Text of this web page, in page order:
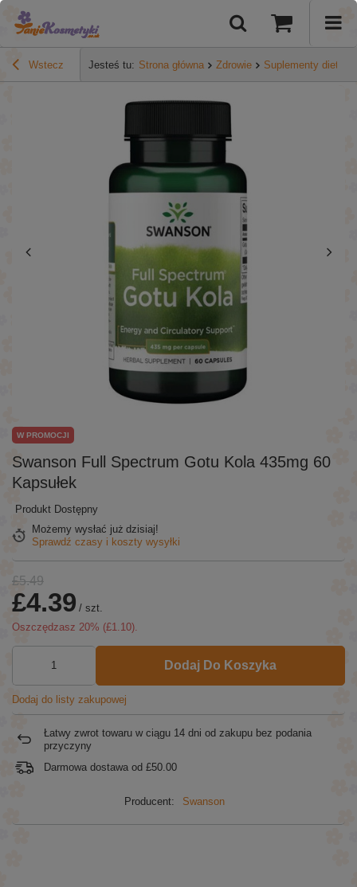
Wstecz Jesteś tu: Strona główna Zdrowie Suplementy diety
Swanson Full Spectrum Gotu Kola 435mg 60
Kapsułek
W PROMOCJI
Produkt Dostępny
Możemy wysłać już dzisiaj!
Sprawdź czasy i koszty wysyłki
£5.49
£4.39 / szt.
Oszczędzasz 20% (£1.10).
Dodaj Do Koszyka
Dodaj do listy zakupowej
Łatwy zwrot towaru w ciągu 14 dni od zakupu bez podania
przyczyny
Darmowa dostawa od £50.00
Producent: Swanson